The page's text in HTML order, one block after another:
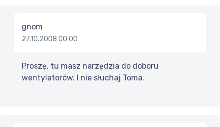
gnom
27.10.2008 00:00
Proszę, tu masz narzędzia do doboru
wentylatorów. I nie słuchaj Toma.